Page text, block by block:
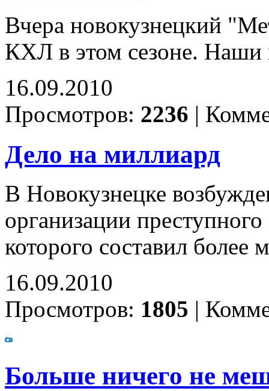
Вчера новокузнецкий
КХЛ в этом сезоне.
16.09.2010
Просмотров: 2236 |
Дело на миллиард
В Новокузнецке
организации
которого составил более
16.09.2010
Просмотров: 1805 |
Больше ничего не